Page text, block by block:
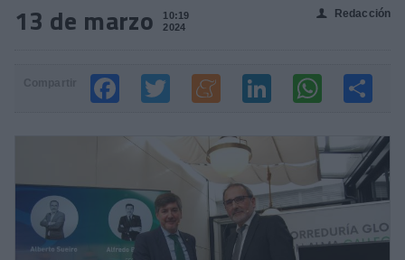
13 de marzo
10:19
2024
👤 Redacción